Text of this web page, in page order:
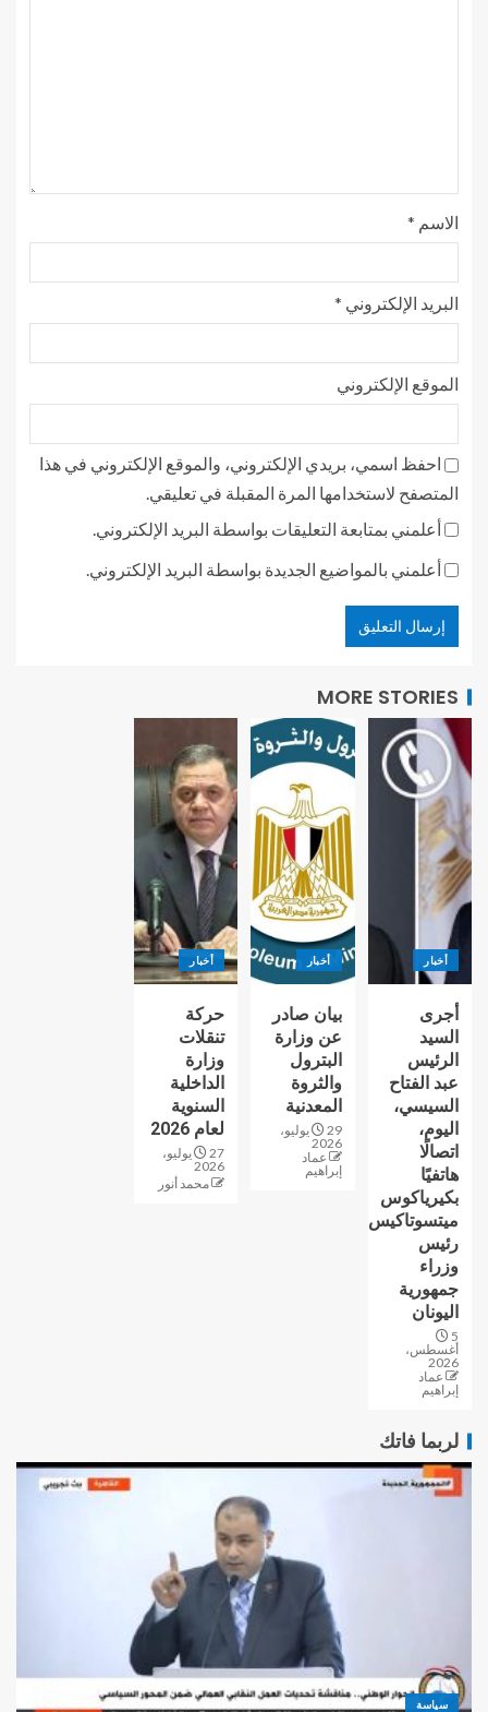
الاسم *
البريد الإلكتروني *
الموقع الإلكتروني
احفظ اسمي، بريدي الإلكتروني، والموقع الإلكتروني في هذا
المتصفح لاستخدامها المرة المقبلة في تعليقي.
أعلمني بمتابعة التعليقات بواسطة البريد الإلكتروني.
أعلمني بالمواضيع الجديدة بواسطة البريد الإلكتروني.
MORE STORIES
أخبار
أجرى
السيد
الرئيس
عبد الفتاح
السيسي،
اليوم،
اتصالًا
هاتفيًا
بكيرياكوس
ميتسوتاكيس
رئيس
وزراء
جمهورية
اليونان
5
أغسطس،
2026
عماد
إبراهيم
أخبار
بيان صادر
عن وزارة
البترول
والثروة
المعدنية
29 يوليو،
2026
عماد
إبراهيم
أخبار
حركة
تنقلات
وزارة
الداخلية
السنوية
لعام 2026
27 يوليو،
2026
محمد أنور
لربما فاتك
سياسة